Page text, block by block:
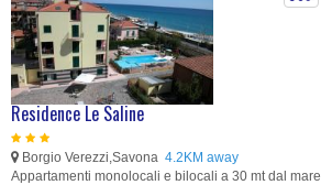
Residence Le Saline
Borgio Verezzi,Savona 4.2KM away
Appartamenti monolocali e bilocali a 30 mt dal mare